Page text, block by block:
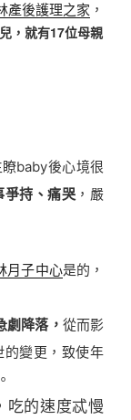
產後護理之家 ，
，就有17位母親
baby後心境很
爭持、痛哭 ，嚴
月子中心是的，
劇降落， 從而影
變更，致使年
吃的速度忒慢